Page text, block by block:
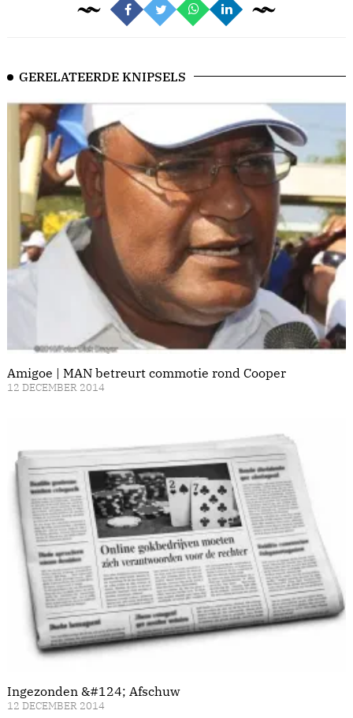
GERELATEERDE KNIPSELS
Amigoe | MAN betreurt commotie rond Cooper
12 DECEMBER 2014
Ingezonden &#124; Afschuw
12 DECEMBER 2014